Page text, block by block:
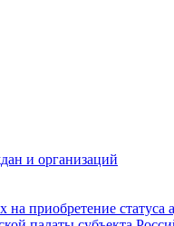
и организаций
приобретение статуса